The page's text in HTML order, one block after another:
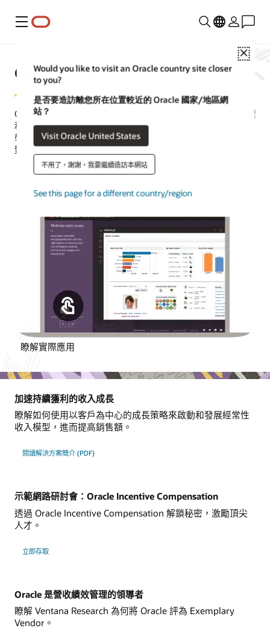
功能表
Close
Would you like to visit an Oracle country site closer
to you?
是否要造訪離您所在位置較近的 Oracle 國家/地區網
站？
Visit Oracle United States
不用了，謝謝，我要繼續造訪本網站
See this page for a different country/region
Oracle 銷售績效管理
Oracle Sales Performance Management 提供獎勵薪酬、配額管理
和區域管理的進階工具。此解決方案採用強大的資料基礎與機器
學習技術，使企業能夠將個別銷售目標與公司的銷售策略保持一
致，進而協助提高營收。
瞭解實際應用
加速持續獲利的收入成長
瞭解如何使用以客戶為中心的成長策略來啟動和發展經常性
收入模型，進而提高銷售額。
閱讀解決方案簡介 (PDF)
示範網路研討會：Oracle Incentive Compensation
透過 Oracle Incentive Compensation 解鎖秘密，激勵頂尖
人才。
立即存取
Oracle 是營收績效管理的領導者
瞭解 Ventana Research 為何將 Oracle 評為 Exemplary
Vendor。